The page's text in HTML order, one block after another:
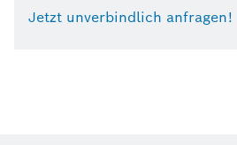
Jetzt unverbindlich anfragen!